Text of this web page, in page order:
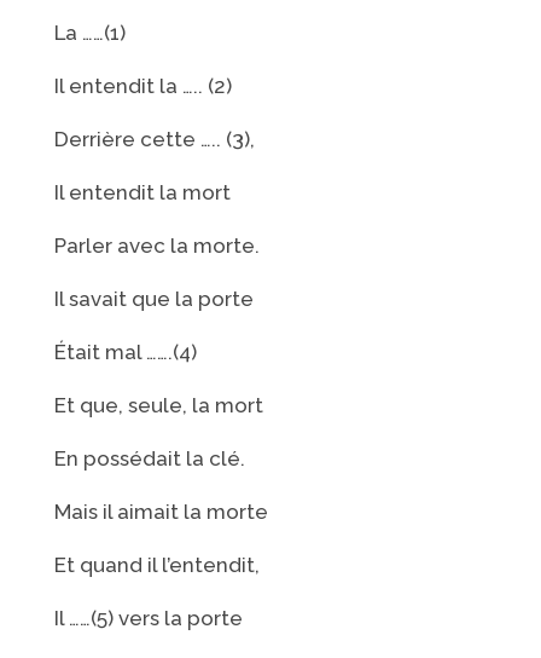
La ……(1)
Il entendit la ….. (2)
Derrière cette ….. (3),
Il entendit la mort
Parler avec la morte.
Il savait que la porte
Était mal …….(4)
Et que, seule, la mort
En possédait la clé.
Mais il aimait la morte
Et quand il l’entendit,
Il ……(5) vers la porte